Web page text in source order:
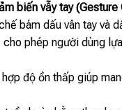
biến vẫy tay (Gesture
bám dấu vân tay và
cho phép người dùng
độ ồn thấp giúp